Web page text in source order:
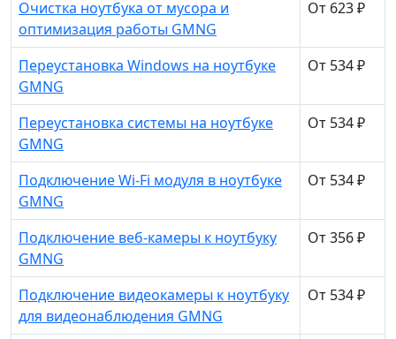
Очистка ноутбука от мусора и
оптимизация работы GMNG
От 623 ₽
Переустановка Windows на ноутбуке
GMNG
От 534 ₽
Переустановка системы на ноутбуке
GMNG
От 534 ₽
Подключение Wi-Fi модуля в ноутбуке
GMNG
От 534 ₽
Подключение веб-камеры к ноутбуку
GMNG
От 356 ₽
Подключение видеокамеры к ноутбуку
для видеонаблюдения GMNG
От 534 ₽